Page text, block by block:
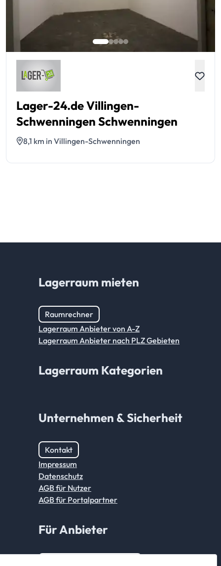
Lager-24.de Villingen-
Schwenningen Schwenningen
8,1 km in Villingen-Schwenningen
Lagerraum mieten
Raumrechner
Lagerraum Anbieter von A-Z
Lagerraum Anbieter nach PLZ Gebieten
Lagerraum Kategorien
Unternehmen & Sicherheit
Kontakt
Impressum
Datenschutz
AGB für Nutzer
AGB für Portalpartner
Für Anbieter